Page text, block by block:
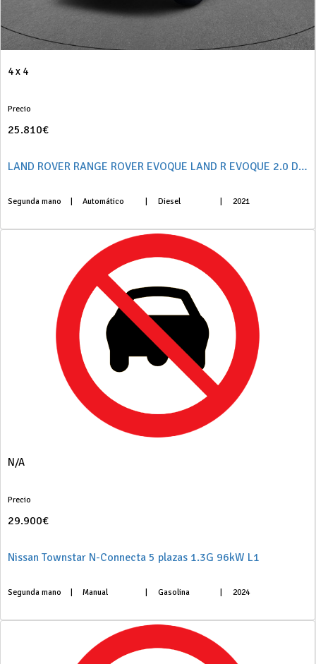
4 x 4
Precio
25.810€
LAND ROVER RANGE ROVER EVOQUE LAND R EVOQUE 2.0 D163 R-DYNAMIC S AUTO 4WD MHEV 5P
Segunda mano Automático Diesel 2021
N/A
Precio
29.900€
Nissan Townstar N-Connecta 5 plazas 1.3G 96kW L1
Segunda mano Manual Gasolina 2024